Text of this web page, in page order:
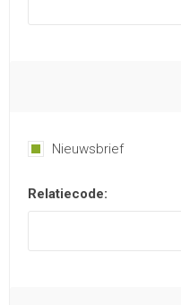
Nieuwsbrief
Relatiecode: